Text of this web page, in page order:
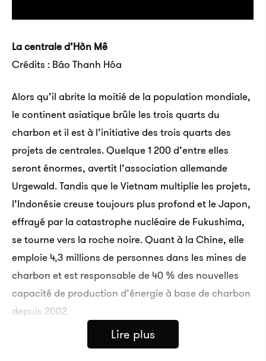
La centrale d’Hòn Mê
Crédits : Báo Thanh Hóa
Alors qu’il abrite la moitié de la population mondiale,
le continent asiatique brûle les trois quarts du
charbon et il est à l’initiative des trois quarts des
projets de centrales. Quelque 1 200 d’entre elles
seront énormes, avertit l’association allemande
Urgewald. Tandis que le Vietnam multiplie les projets,
l’Indonésie creuse toujours plus profond et le Japon,
effrayé par la catastrophe nucléaire de Fukushima,
se tourne vers la roche noire. Quant à la Chine, elle
emploie 4,3 millions de personnes dans les mines de
charbon et est responsable de 40 % des nouvelles
capacité de production d’énergie à base de charbon
depuis 2002.
Or l’impact environnemental de ce combustible est
Lire plus